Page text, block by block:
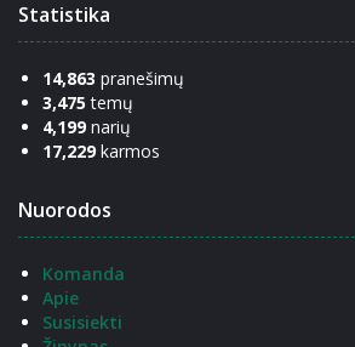
Statistika
14,863 pranešimų
3,475 temų
4,199 narių
17,229 karmos
Nuorodos
Komanda
Apie
Susisiekti